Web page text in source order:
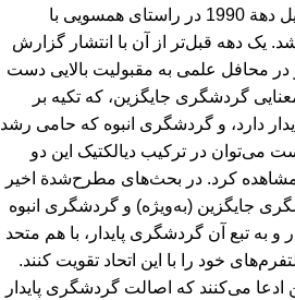
بحث گردشگری پایدار از اوایل دهة 1990 در راستای همسویی با
یک دهه قبل‌تر از آن با انتشار گزارش
در محافل علمی به مقبولیت بالایی دست
گردشگری جایگزین، که تکیه بر
دارد، و گردشگری انبوه که حامی رشد
می‌توان در ترکیب دیالکتیک این دو
کرد. در بحث‌های مطرح‌شدة اخیر
جایگزین (به‌ویژه) و گردشگری انبوه
و به تبع آن گردشگری پایدار، با هم متحد
خود را با این اتحاد تقویت کنند.
می‌کنند که اصالت گردشگری پایدار